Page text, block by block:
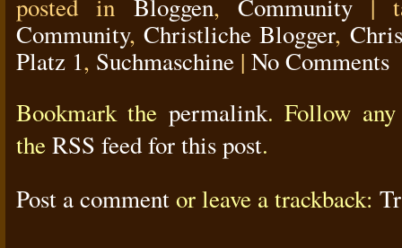
posted in Bloggen, Community|
Community,Christliche Blogger,
Platz 1, Suchmaschine | No Comments
Bookmark the permalink. Follow
theRSS feed for this post.
Post a commentor leave a trackback: